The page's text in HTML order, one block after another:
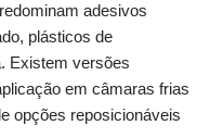
adesivos
plásticos de
Existem versões
em câmaras frias
opções reposicionáveis